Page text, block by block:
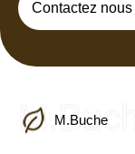
Contactez nous
M.Buche